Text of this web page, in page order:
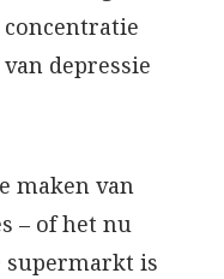
depressie
maken van
– of het nu
supermarkt is